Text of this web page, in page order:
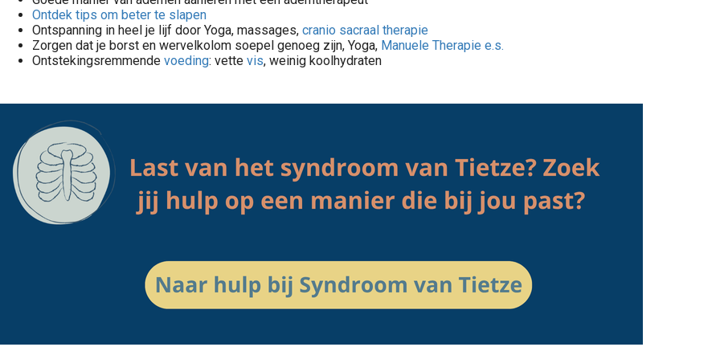
Ontdek tips om beter te slapen
Ontspanning in heel je lijf door Yoga, massages, cranio sacraal therapie
Zorgen dat je borst en wervelkolom soepel genoeg zijn, Yoga, Manuele Therapie e.s.
Ontstekingsremmende voeding: vette vis, weinig koolhydraten